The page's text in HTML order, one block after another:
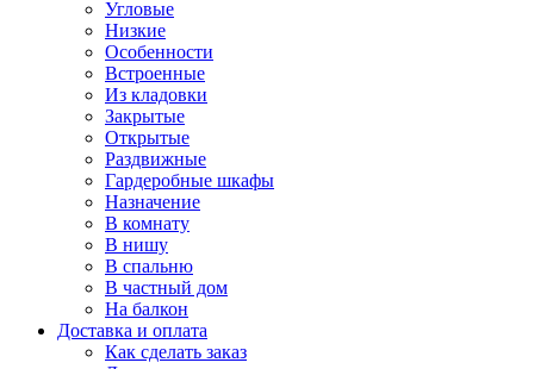
Угловые
Низкие
Особенности
Встроенные
Из кладовки
Закрытые
Открытые
Раздвижные
Гардеробные шкафы
Назначение
В комнату
В нишу
В спальню
В частный дом
На балкон
Доставка и оплата
Как сделать заказ